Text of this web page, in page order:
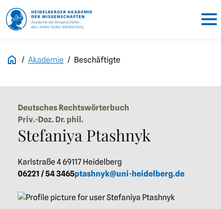
Akademie Beschäftigte
Deutsches Rechtswörterbuch
Priv.-Doz. Dr. phil.
Stefaniya Ptashnyk
Karlstraße 4 69117 Heidelberg
06221 / 54 3465ptashnyk@uni-heidelberg.de